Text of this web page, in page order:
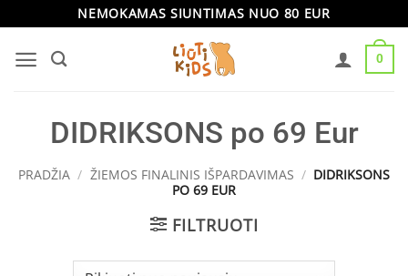
content
NEMOKAMAS SIUNTIMAS NUO 80 EUR
0
DIDRIKSONS po 69 Eur
PRADŽIA / ŽIEMOS FINALINIS IŠPARDAVIMAS / DIDRIKSONS
PO 69 EUR
FILTRUOTI